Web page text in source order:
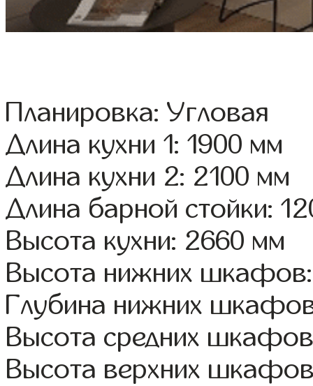
Планировка: Угловая
Длина кухни 1: 1900 мм
Длина кухни 2: 2100 мм
Длина барной стойки:
Высота кухни: 2660 мм
Высота нижних
Глубина нижних
Высота средних
Высота верхних